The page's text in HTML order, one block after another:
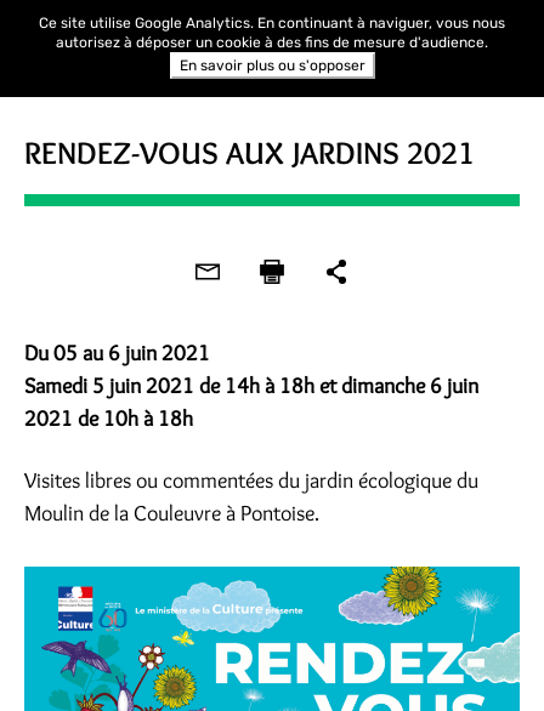
RENDEZ-VOUS AUX JARDINS
RENDEZ-VOUS AUX JARDINS 2021
Du 05 au 6 juin 2021
Samedi 5 juin 2021 de 14h à 18h et dimanche 6 juin
2021 de 10h à 18h
Visites libres ou commentées du jardin écologique du
Moulin de la Couleuvre à Pontoise.
Ce site utilise Google Analytics. En continuant à naviguer, vous nous
autorisez à déposer un cookie à des fins de mesure d'audience.
En savoir plus ou s'opposer